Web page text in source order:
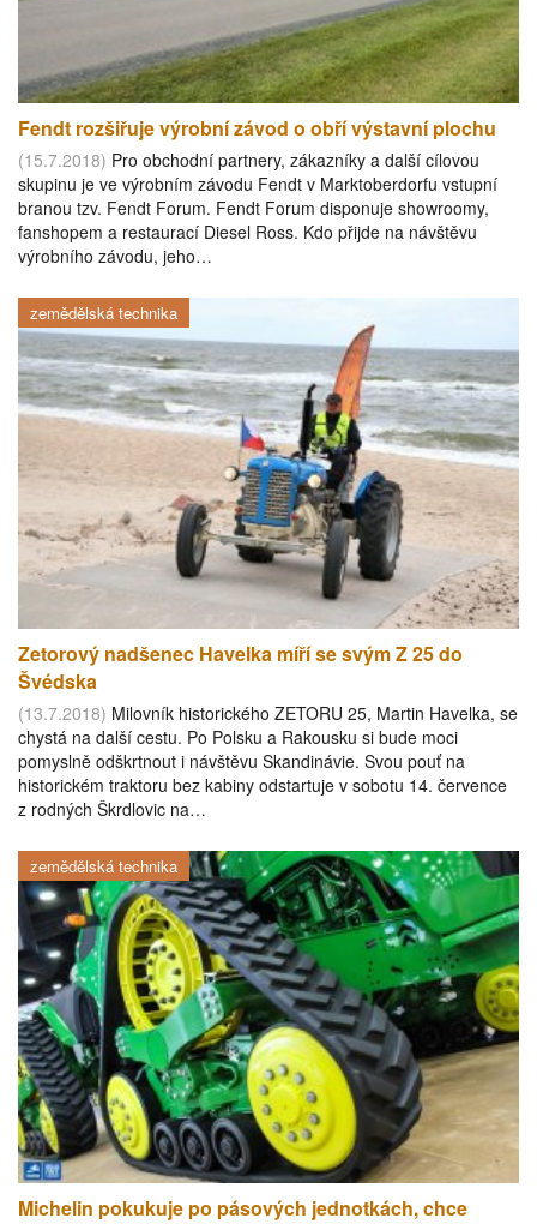
Fendt rozšiřuje výrobní závod o obří výstavní plochu
(15.7.2018) Pro obchodní partnery, zákazníky a další cílovou
skupinu je ve výrobním závodu Fendt v Marktoberdorfu vstupní
branou tzv. Fendt Forum. Fendt Forum disponuje showroomy,
fanshopem a restaurací Diesel Ross. Kdo přijde na návštěvu
výrobního závodu, jeho…
zemědělská technika
Zetorový nadšenec Havelka míří se svým Z 25 do
Švédska
(13.7.2018) Milovník historického ZETORU 25, Martin Havelka, se
chystá na další cestu. Po Polsku a Rakousku si bude moci
pomyslně odškrtnout i návštěvu Skandinávie. Svou pouť na
historickém traktoru bez kabiny odstartuje v sobotu 14. července
z rodných Škrdlovic na…
zemědělská technika
Michelin pokukuje po pásových jednotkách, chce